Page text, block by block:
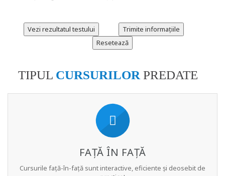
TIPUL CURSURILOR PREDATE
FAȚĂ ÎN FAȚĂ
Cursurile față-în-față sunt interactive, eficiente și deosebit de